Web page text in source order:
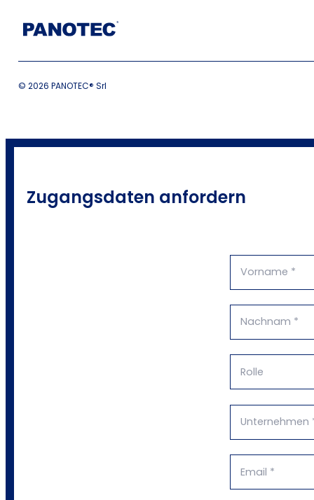
© 2026 PANOTEC® Srl
Zugangsdaten anfordern